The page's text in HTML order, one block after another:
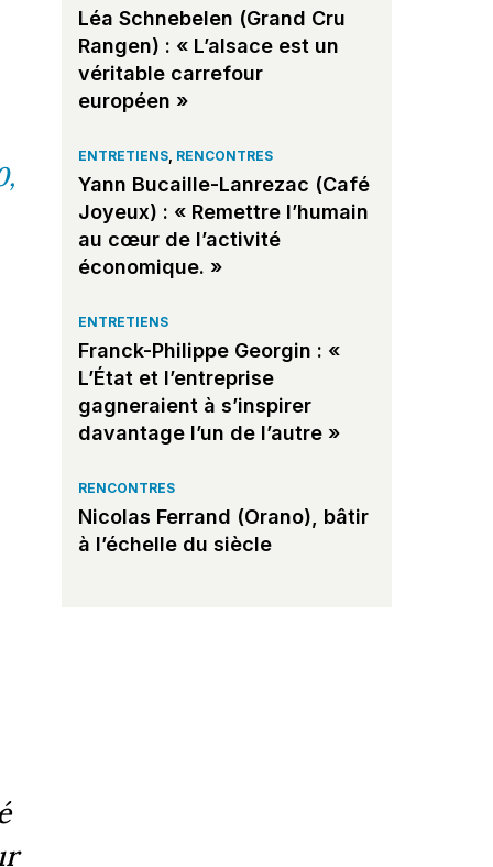
Léa Schnebelen (Grand Cru
Rangen) : « L’alsace est un
véritable carrefour
européen »
ENTRETIENS, RENCONTRES
Yann Bucaille-Lanrezac (Café
Joyeux) : « Remettre l’humain
au cœur de l’activité
économique. »
ENTRETIENS
Franck-Philippe Georgin : «
L’État et l’entreprise
gagneraient à s’inspirer
davantage l’un de l’autre »
RENCONTRES
Nicolas Ferrand (Orano), bâtir
à l’échelle du siècle